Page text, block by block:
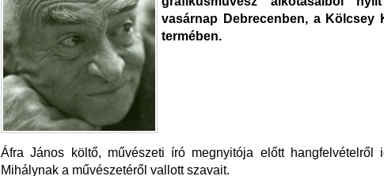
vasárnap Debrecenben, a Kölcsey
termében.
Áfra János költő, művészeti író megnyitója előtt hangfelvételről
Mihálynak a művészetéről vallott szavait.